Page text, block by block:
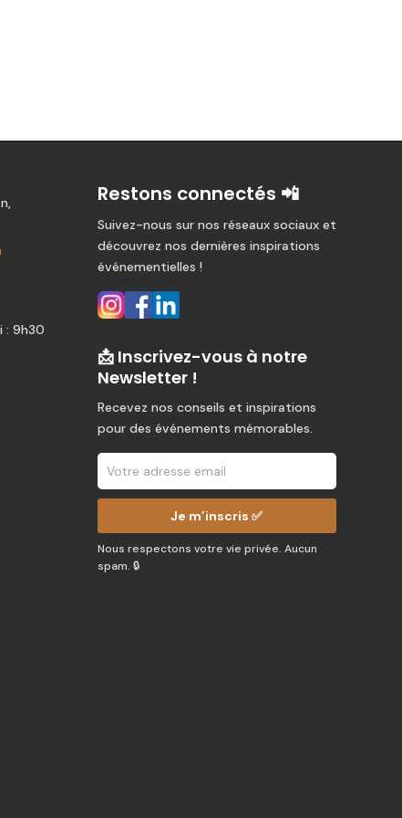
: 9h30
Restons connectés 📲
Suivez-nous sur nos réseaux sociaux et
découvrez nos dernières inspirations
événementielles !
📩 Inscrivez-vous à notre
Newsletter !
Recevez nos conseils et inspirations
pour des événements mémorables.
Je m’inscris ✅
Nous respectons votre vie privée. Aucun
spam. 🔒